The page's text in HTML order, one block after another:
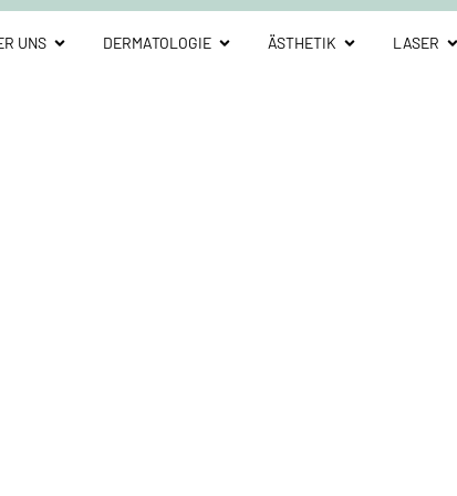
UNS DERMATOLOGIE ÄSTHETIK LASER